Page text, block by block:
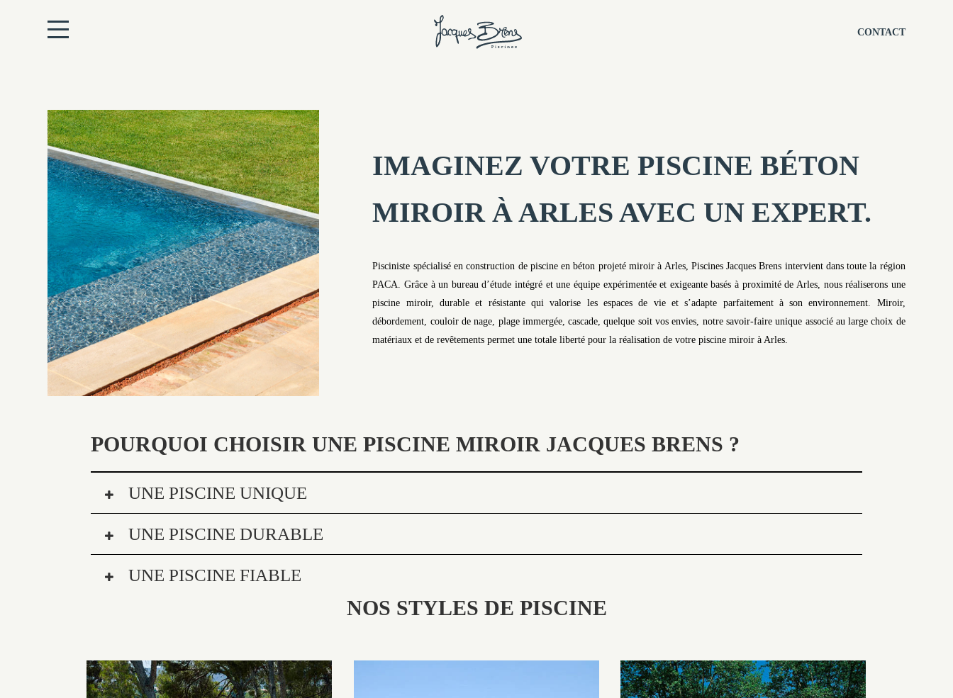
CONTACT
IMAGINEZ VOTRE PISCINE BÉTON
MIROIR À ARLES AVEC UN EXPERT.
Pisciniste spécialisé en construction de piscine en béton projeté miroir à Arles, Piscines Jacques Brens intervient dans toute la région
PACA. Grâce à un bureau d’étude intégré et une équipe expérimentée et exigeante basés à proximité de Arles, nous réaliserons une
piscine miroir, durable et résistante qui valorise les espaces de vie et s’adapte parfaitement à son environnement. Miroir,
débordement, couloir de nage, plage immergée, cascade, quelque soit vos envies, notre savoir-faire unique associé au large choix de
matériaux et de revêtements permet une totale liberté pour la réalisation de votre piscine miroir à Arles.
POURQUOI CHOISIR UNE PISCINE MIROIR JACQUES BRENS ?
UNE PISCINE UNIQUE
UNE PISCINE DURABLE
UNE PISCINE FIABLE
NOS STYLES DE PISCINE